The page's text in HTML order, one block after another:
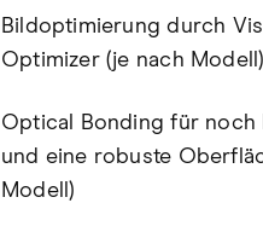
Bildoptimierung durch
Optimizer (je nach Modell)
Optical Bonding für noch
und eine robuste
Modell)